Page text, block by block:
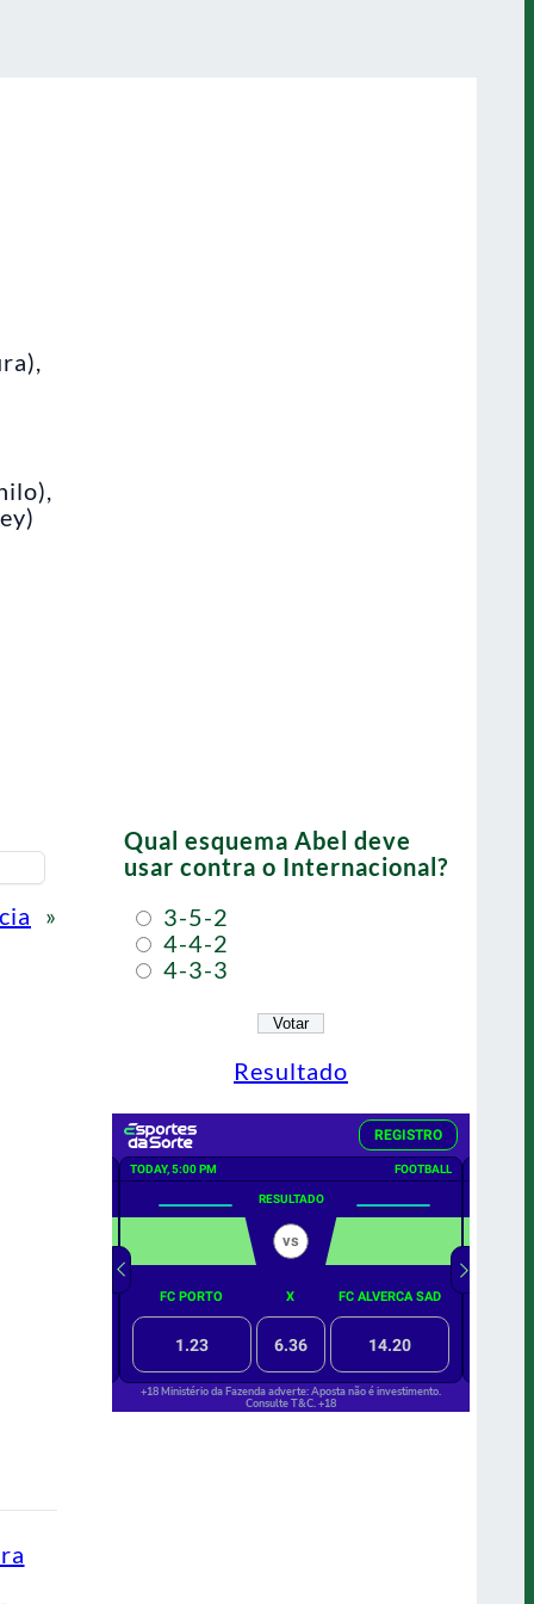
»
Qual esquema Abel deve
usar contra o Internacional?
3-5-2
4-4-2
4-3-3
Resultado